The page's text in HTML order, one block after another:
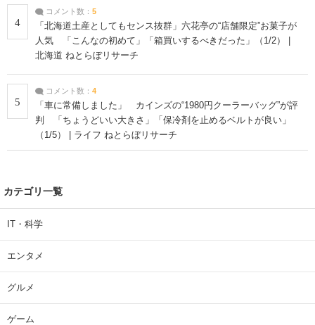
4
コメント数： 5
「北海道土産としてもセンス抜群」六花亭の“店舗限定”お菓子が
人気 「こんなの初めて」「箱買いするべきだった」（1/2） |
北海道 ねとらぼリサーチ
5
コメント数： 4
「車に常備しました」 カインズの“1980円クーラーバッグ”が評
判 「ちょうどいい大きさ」「保冷剤を止めるベルトが良い」
（1/5） | ライフ ねとらぼリサーチ
カテゴリ一覧
IT・科学
エンタメ
グルメ
ゲーム